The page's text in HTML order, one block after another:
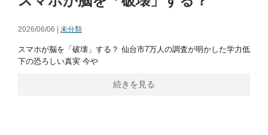
2026/06/06 | 未分類
スマホが脳を「破壊」する？ 仙台市7万人の調査が明かした学力低
下の恐ろしい真実 今や
続きを見る